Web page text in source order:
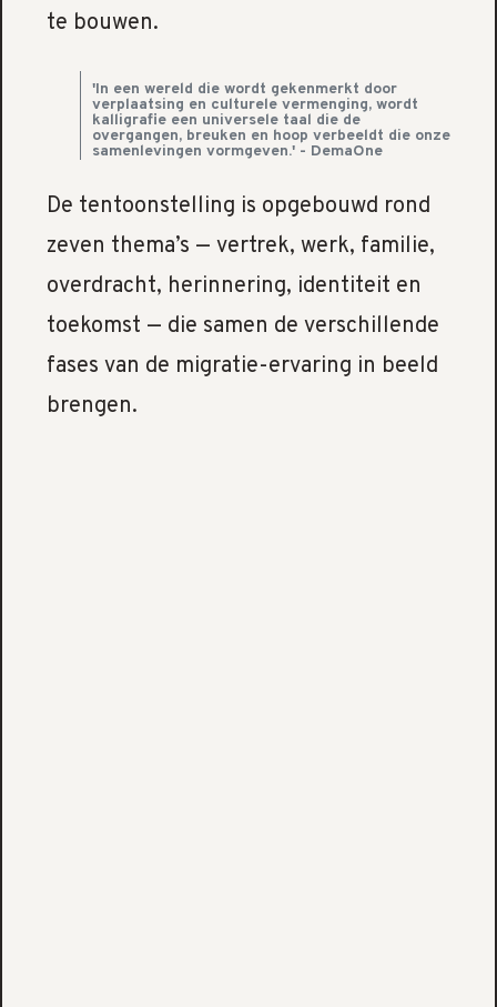
te bouwen.
'In een wereld die wordt gekenmerkt door
verplaatsing en culturele vermenging, wordt
kalligrafie een universele taal die de
overgangen, breuken en hoop verbeeldt die onze
samenlevingen vormgeven.' - DemaOne
De tentoonstelling is opgebouwd rond
zeven thema’s — vertrek, werk, familie,
overdracht, herinnering, identiteit en
toekomst — die samen de verschillende
fases van de migratie-ervaring in beeld
brengen.